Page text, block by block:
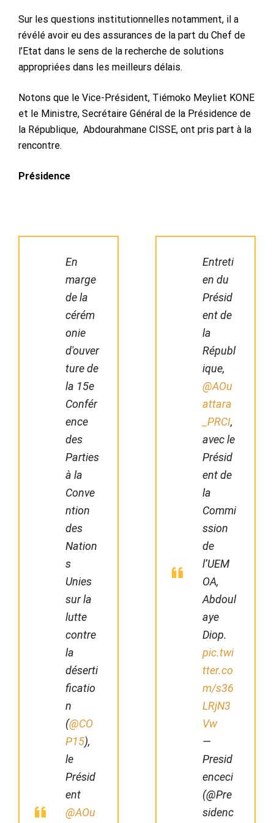
Sur les questions institutionnelles notamment, il a
révélé avoir eu des assurances de la part du Chef de
l’Etat dans le sens de la recherche de solutions
appropriées dans les meilleurs délais.
Notons que le Vice-Président, Tiémoko Meyliet KONE
et le Ministre, Secrétaire Général de la Présidence de
la République, Abdourahmane CISSE, ont pris part à la
rencontre.
Présidence
En
marge
de la
cérém
onie
d'ouver
ture de
la 15e
Confér
ence
des
Parties
à la
Conve
ntion
des
Nation
s
Unies
sur la
lutte
contre
la
déserti
ficatio
n
(@CO
P15),
le
Présid
ent
@AOu
Entreti
en du
Présid
ent de
la
Républ
ique,
@AOu
attara
_PRCI,
avec le
Présid
ent de
la
Commi
ssion
de
l’UEM
OA,
Abdoul
aye
Diop.
pic.twi
tter.co
m/s36
LRjN3
Vw
—
Presid
enceci
(@Pre
sidenc